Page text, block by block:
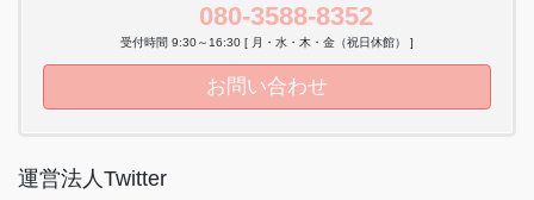
080-3588-8352
受付時間 9:30～16:30 [ 月・水・木・金（祝日休館） ]
お問い合わせ
運営法人Twitter